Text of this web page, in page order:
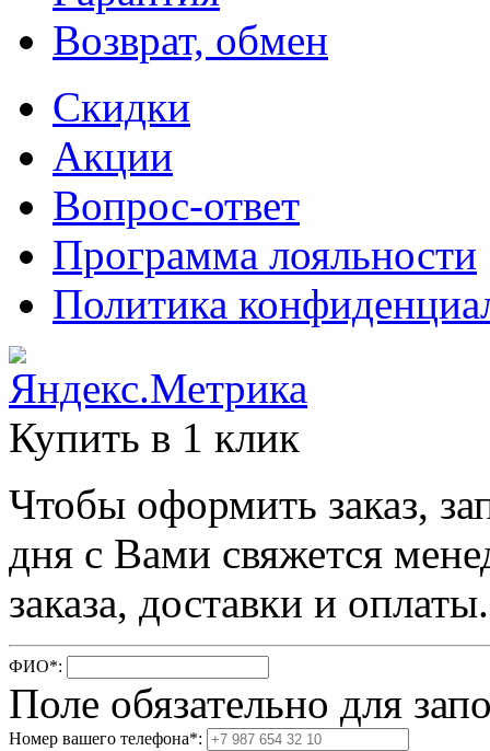
Возврат, обмен
Скидки
Акции
Вопрос-ответ
Программа лояльности
Политика
Купить в 1 клик
Чтобы оформить заказ,
дня с Вами свяжется
заказа, доставки и оплаты.
ФИО*:
Поле обязательно для
Номер вашего телефона*: